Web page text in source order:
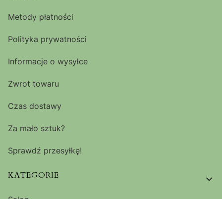
Metody płatności
Polityka prywatności
Informacje o wysyłce
Zwrot towaru
Czas dostawy
Za mało sztuk?
Sprawdź przesyłkę!
KATEGORIE